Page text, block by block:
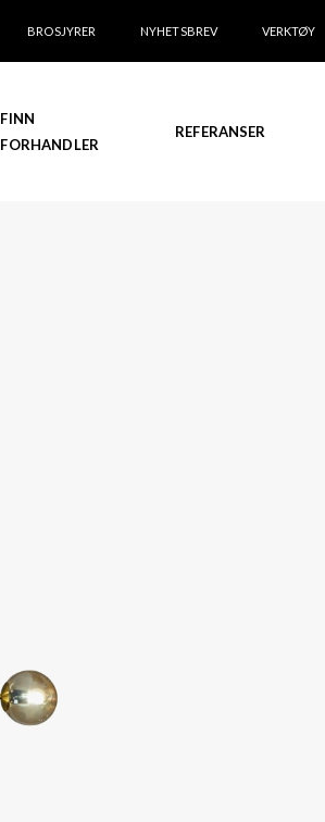
BROSJYRER NYHETSBREV VERKTØY
FINN
FORHANDLER
REFERANSER